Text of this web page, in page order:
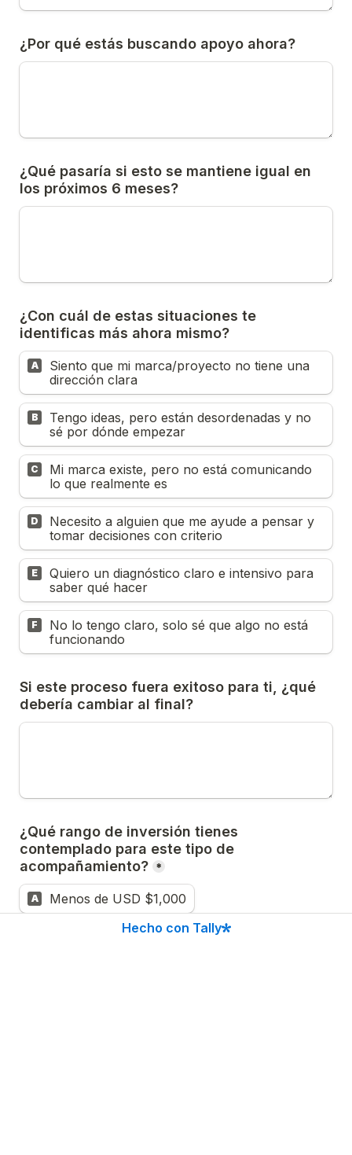
¿Por qué estás buscando apoyo ahora?
¿Qué pasaría si esto se mantiene igual en
los próximos 6 meses?
¿Con cuál de estas situaciones te
identificas más ahora mismo?
A
Siento que mi marca/proyecto no tiene una
dirección clara
B
Tengo ideas, pero están desordenadas y no
sé por dónde empezar
C
Mi marca existe, pero no está comunicando
lo que realmente es
D
Necesito a alguien que me ayude a pensar y
tomar decisiones con criterio
E
Quiero un diagnóstico claro e intensivo para
saber qué hacer
F
No lo tengo claro, solo sé que algo no está
funcionando
Si este proceso fuera exitoso para ti, ¿qué
debería cambiar al final?
¿Qué rango de inversión tienes
contemplado para este tipo de
acompañamiento? *
A Menos de USD $1,000
USD 1,000 – 2,000
Hecho con Tally